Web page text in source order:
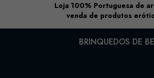
Loja 100% Portuguesa de
venda de produtos
BRINQUEDOS DE